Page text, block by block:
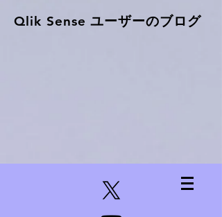
Qlik Sense ​ユーザーのブログ